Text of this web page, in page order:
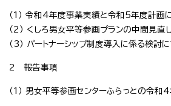
（1） 令和4年度事業実績と令和5年度計画
（2） くしろ男女平等参画プランの中間見直
（3） パートナーシップ制度導入に係る検討
2 報告事項
（1） 男女平等参画センターふらっとの令和